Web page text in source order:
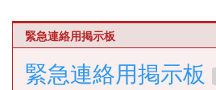
緊急連絡用掲示板
緊急連絡用掲示板